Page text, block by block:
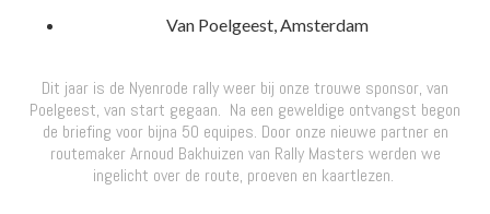
Van Poelgeest, Amsterdam
Dit jaar is de Nyenrode rally weer bij onze trouwe sponsor, van
Poelgeest, van start gegaan. Na een geweldige ontvangst begon
de briefing voor bijna 50 equipes. Door onze nieuwe partner en
routemaker Arnoud Bakhuizen van Rally Masters werden we
ingelicht over de route, proeven en kaartlezen.